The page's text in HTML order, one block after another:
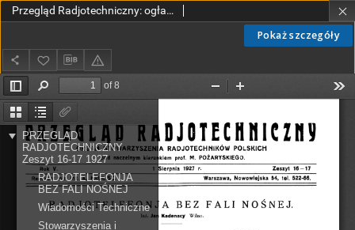
Pokaż szczegóły
Przegląd Radjotechniczny: ogłaszany staraniem Sekcji Radiotechnicznej Stow. Elektr. Polskich R. V z. 16-17 (1927)